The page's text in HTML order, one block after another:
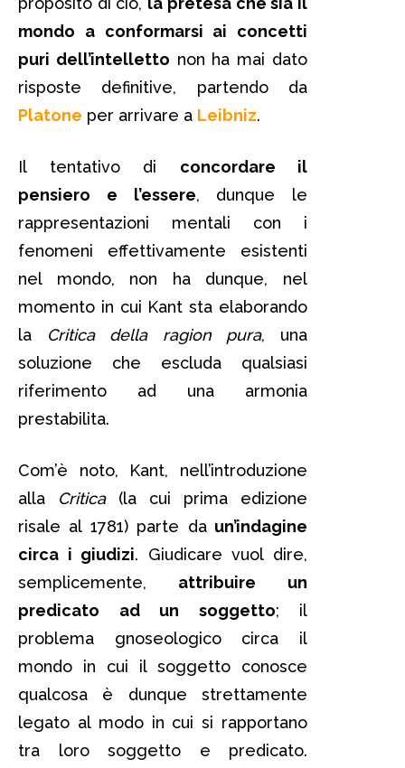
mondo a conformarsi ai concetti
puri dell’intelletto non ha mai dato
risposte definitive, partendo da
Platone per arrivare a Leibniz.
Il tentativo di concordare il
pensiero e l’essere, dunque le
rappresentazioni mentali con i
fenomeni effettivamente esistenti
nel mondo, non ha dunque, nel
momento in cui Kant sta elaborando
la
Critica della ragion pura, una
soluzione che escluda qualsiasi
riferimento ad una armonia
prestabilita.
Com’è noto, Kant, nell’introduzione
alla Critica (la cui prima edizione
risale al 1781) parte daun’indagine
circa i giudizi. Giudicare vuol dire,
semplicemente, attribuire un
predicato ad un soggetto; il
problema gnoseologico circa il
mondo in cui il soggetto conosce
qualcosa è dunque strettamente
legato al modo in cui si rapportano
tra loro soggetto e predicato.